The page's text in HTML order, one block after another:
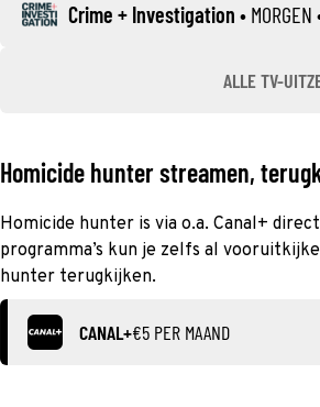
Crime + Investigation • MORGEN
ALLE TV-
Homicide hunter streamen,
Homicide hunter is via o.a. Canal+
programma’s kun je zelfs al
hunter terugkijken.
CANAL+€5 PER MAAND